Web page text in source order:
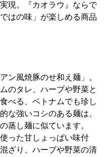
現。『カオラウ』ならで
はの味」が楽しめる商品
ン風焼豚のせ和え麺」。
のタレ、ハーブや野菜と
べる、ベトナムでも珍し
な強いコシのある麺は、
蒸し麺に似ています。
った甘しょっぱい味付
ざり、ハーブや野菜の清